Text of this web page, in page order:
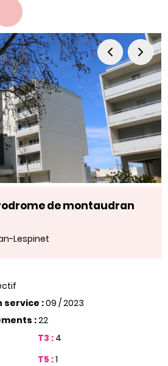
de montaudran
Lespinet
service :09 / 2023
:22
T3 : 4
T5 :1